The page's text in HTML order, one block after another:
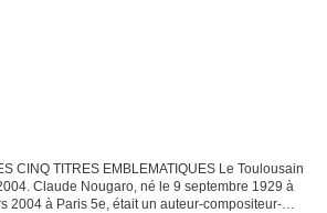
CINQ TITRES EMBLEMATIQUES Le Toulousain
Claude Nougaro, né le 9 septembre 1929 à
2004 à Paris 5e, était un auteur-compositeur-